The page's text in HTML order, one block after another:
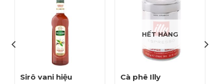
Sirô vani hiệu
HẾT HÀNG
Cà phê Illy